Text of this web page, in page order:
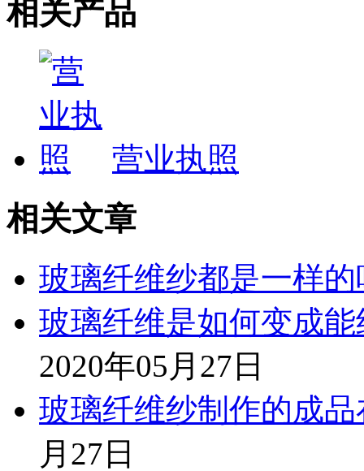
相关产品
营业执照
相关文章
玻璃纤维纱都是一样的
玻璃纤维是如何变成
2020年05月27日
玻璃纤维纱制作的成
月27日